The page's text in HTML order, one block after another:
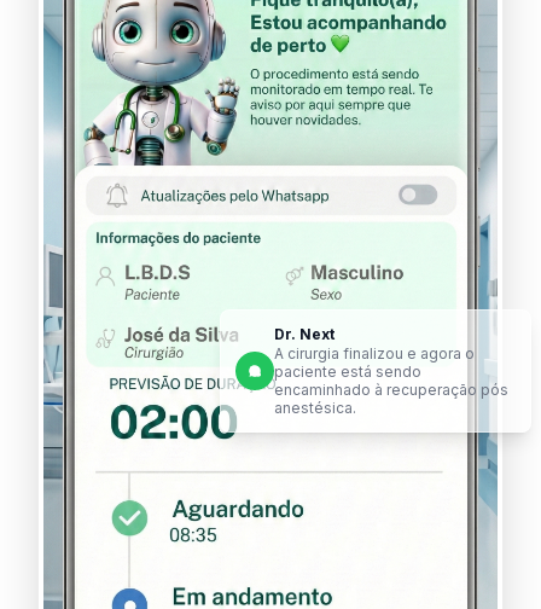
Dr. Next
A cirurgia finalizou e agora o
paciente está sendo
encaminhado à recuperação pós
anestésica.